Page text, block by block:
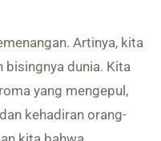
Artinya, kita
bisingnya dunia. Kita
yang mengepul,
kehadiran orang-